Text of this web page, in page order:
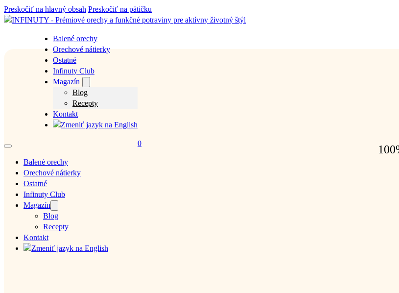
Preskočiť na hlavný obsah Preskočiť na pätičku
Balené orechy
Orechové nátierky
Ostatné
Infinuty Club
Magazín
Blog
Recepty
Kontakt
Balené orechy
Orechové nátierky
Ostatné
Infinuty Club
Magazín
Blog
Recepty
Kontakt
0